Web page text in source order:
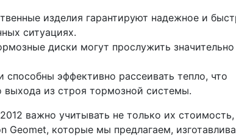
изделия гарантируют надежное и
ситуациях.
диски могут прослужить значительно
эффективно рассеивать тепло, что
из строя тормозной системы.
важно учитывать не только их
Geomet, которые мы предлагаем,